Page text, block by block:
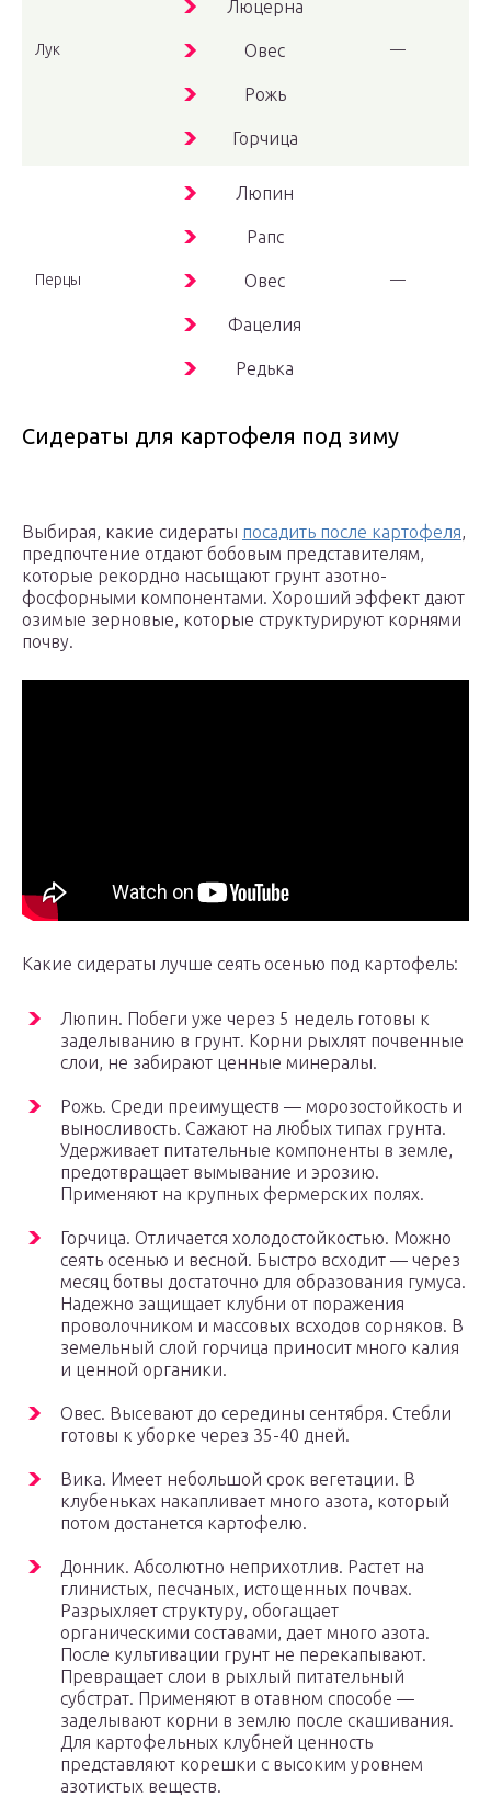
Лук
Люцерна
Овес
Рожь
Горчица
—
Перцы
Люпин
Рапс
Овес
Фацелия
Редька
—
Сидераты для картофеля под зиму
Выбирая, какие сидераты посадить после картофеля,
предпочтение отдают бобовым представителям,
которые рекордно насыщают грунт азотно-
фосфорными компонентами. Хороший эффект дают
озимые зерновые, которые структурируют корнями
почву.
Какие сидераты лучше сеять осенью под картофель:
Люпин. Побеги уже через 5 недель готовы к
заделыванию в грунт. Корни рыхлят почвенные
слои, не забирают ценные минералы.
Рожь. Среди преимуществ — морозостойкость и
выносливость. Сажают на любых типах грунта.
Удерживает питательные компоненты в земле,
предотвращает вымывание и эрозию.
Применяют на крупных фермерских полях.
Горчица. Отличается холодостойкостью. Можно
сеять осенью и весной. Быстро всходит — через
месяц ботвы достаточно для образования гумуса.
Надежно защищает клубни от поражения
проволочником и массовых всходов сорняков. В
земельный слой горчица приносит много калия
и ценной органики.
Овес. Высевают до середины сентября. Стебли
готовы к уборке через 35-40 дней.
Вика. Имеет небольшой срок вегетации. В
клубеньках накапливает много азота, который
потом достанется картофелю.
Донник. Абсолютно неприхотлив. Растет на
глинистых, песчаных, истощенных почвах.
Разрыхляет структуру, обогащает
органическими составами, дает много азота.
После культивации грунт не перекапывают.
Превращает слои в рыхлый питательный
субстрат. Применяют в отавном способе —
заделывают корни в землю после скашивания.
Для картофельных клубней ценность
представляют корешки с высоким уровнем
азотистых веществ.